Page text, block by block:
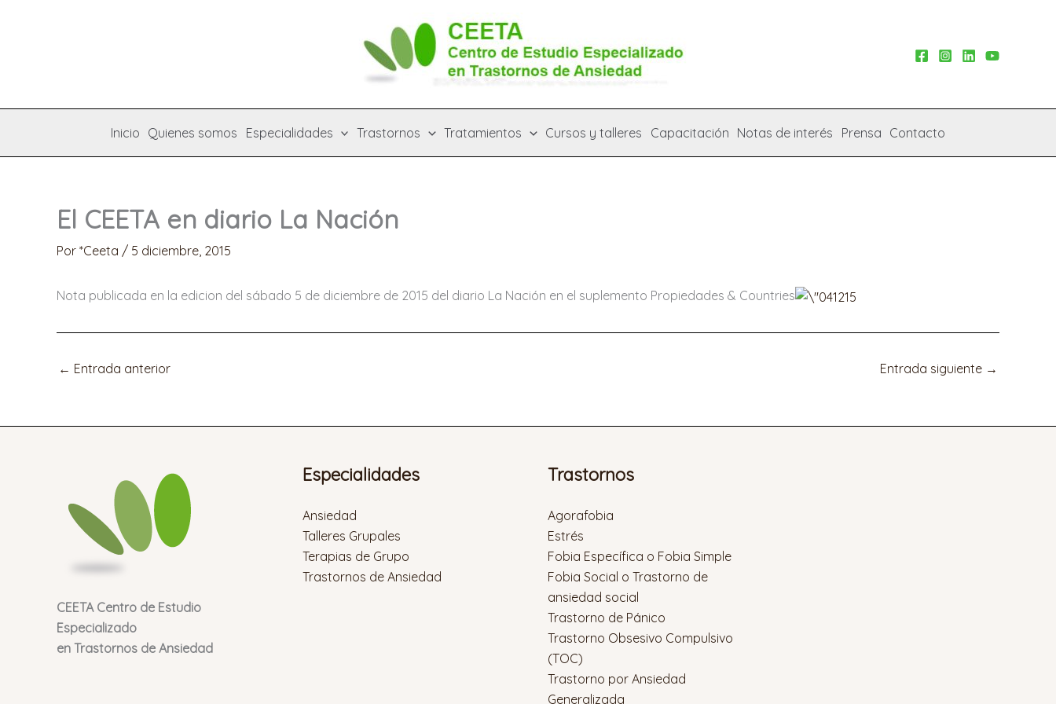
Inicio Quienes somos Especialidades Trastornos Tratamientos Cursos y talleres Capacitación Notas de interés Prensa Contacto
El CEETA en diario La Nación
Por *Ceeta / 5 diciembre, 2015
Nota publicada en la edicion del sábado 5 de diciembre de 2015 del diario La Nación en el suplemento Propiedades & Countries
← Entrada anterior Entrada siguiente →
CEETA Centro de Estudio
Especializado
en Trastornos de Ansiedad
Especialidades
Ansiedad
Talleres Grupales
Terapias de Grupo
Trastornos de Ansiedad
Trastornos
Agorafobia
Estrés
Fobia Específica o Fobia Simple
Fobia Social o Trastorno de
ansiedad social
Trastorno de Pánico
Trastorno Obsesivo Compulsivo
(TOC)
Trastorno por Ansiedad
Generalizada